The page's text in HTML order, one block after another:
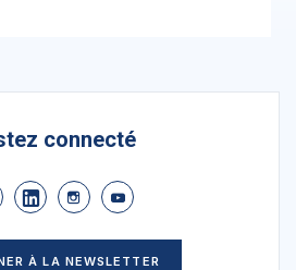
connecté
À LA NEWSLETTER